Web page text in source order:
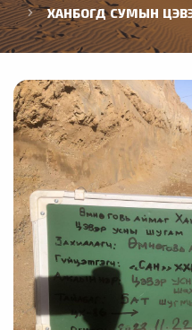
ХАНБОГД СУМЫН